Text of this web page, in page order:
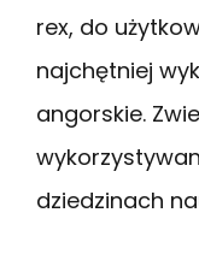
rex, do
najchętniej
angorskie.
dziedzinach